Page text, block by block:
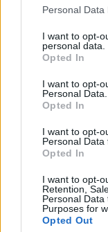
Please note that
not limited to your
grant or deny
use your data for
consent section.
Personal
I want to opt-
personal data.
Opted In
I want to opt-
Personal Data.
Opted In
I want to opt-
Personal Data
Opted In
I want to opt-
Retention,
Personal
Purposes for
Opted Out
kísérve
nagyra
akik
kórusban.
négyes
Vámos
Help,a
magyar
Vámos
Könyvkiadó.